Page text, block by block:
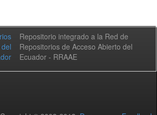
Repositorio integrado a la Red de
Repositorios de Acceso Abierto del
Ecuador - RRAAE